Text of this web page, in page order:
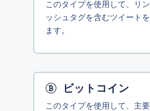
このタイプを使用して、リ
ッシュタグを含むツイート
ます。
ビットコイン
このタイプを使用して、主